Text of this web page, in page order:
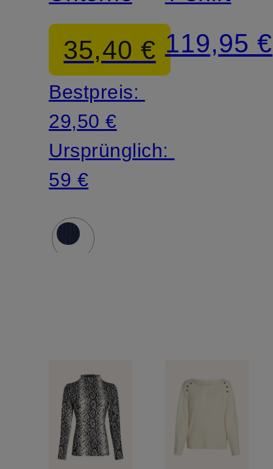
35,40 €
Bestpreis:
29,50 €
Ursprünglich:
59 €
119,95 €